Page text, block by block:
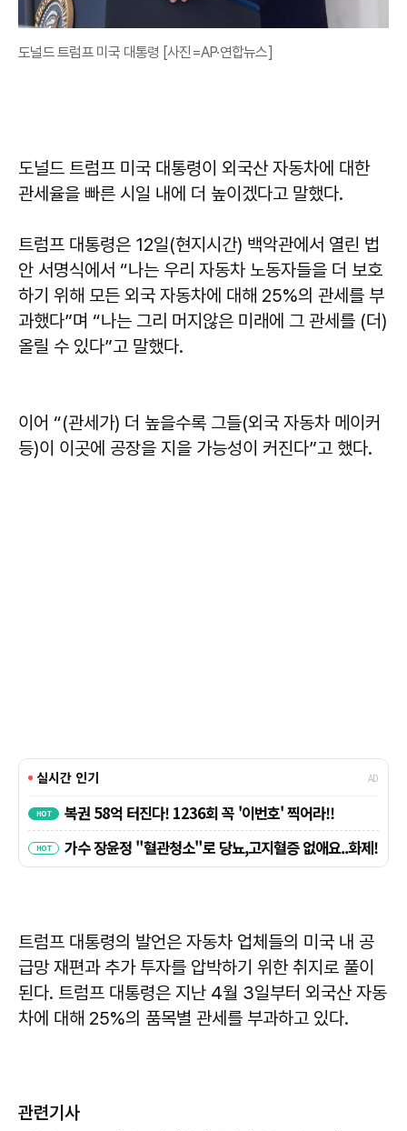
도널드 트럼프 미국 대통령 [사진=AP·연합뉴스]
도널드 트럼프 미국 대통령이 외국산 자동차에 대한
관세율을 빠른 시일 내에 더 높이겠다고 말했다.
트럼프 대통령은 12일(현지시간) 백악관에서 열린 법
안 서명식에서 “나는 우리 자동차 노동자들을 더 보호
하기 위해 모든 외국 자동차에 대해 25%의 관세를 부
과했다”며 “나는 그리 머지않은 미래에 그 관세를 (더)
올릴 수 있다”고 말했다.
이어 “(관세가) 더 높을수록 그들(외국 자동차 메이커
등)이 이곳에 공장을 지을 가능성이 커진다”고 했다.
트럼프 대통령의 발언은 자동차 업체들의 미국 내 공
급망 재편과 추가 투자를 압박하기 위한 취지로 풀이
된다. 트럼프 대통령은 지난 4월 3일부터 외국산 자동
차에 대해 25%의 품목별 관세를 부과하고 있다.
관련기사